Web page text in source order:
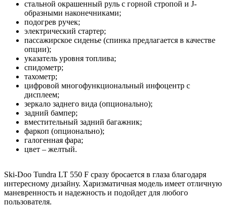
стальной окрашенный руль с горной стропой и J-
образными наконечниками;
подогрев ручек;
электрический стартер;
пассажирское сиденье (спинка предлагается в качестве
опции);
указатель уровня топлива;
спидометр;
тахометр;
цифровой многофункциональный инфоцентр с
дисплеем;
зеркало заднего вида (опционально);
задний бампер;
вместительный задний багажник;
фаркоп (опционально);
галогенная фара;
цвет – желтый.
Ski-Doo Tundra LT 550 F сразу бросается в глаза благодаря
интересному дизайну. Харизматичная модель имеет отличную
маневренность и надежность и подойдет для любого
пользователя.